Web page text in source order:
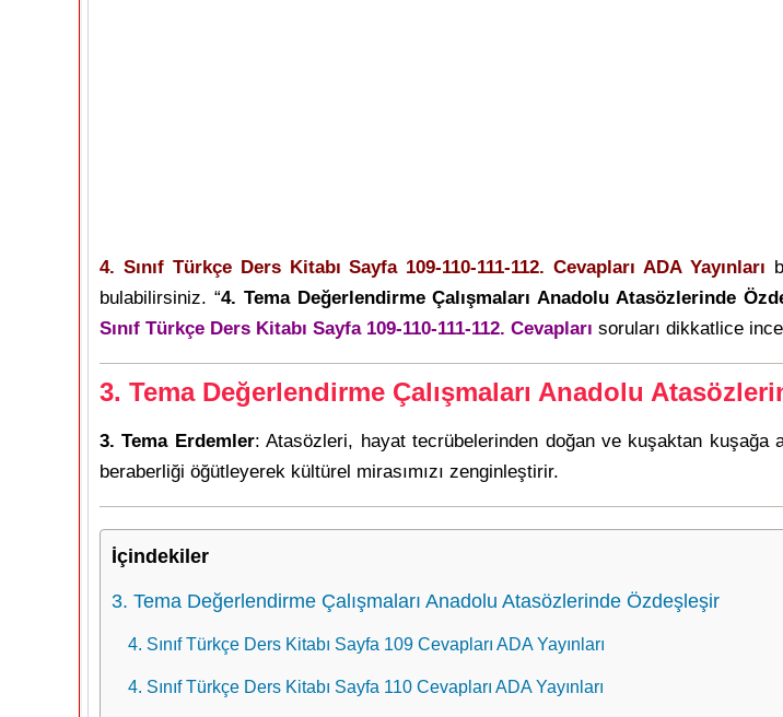
4. Sınıf Türkçe Ders Kitabı Sayfa 109-110-111-112. Cevapları ADA Yayınları
bulabilirsiniz. “4. Tema Değerlendirme Çalışmaları Anadolu Atasözlerinde
Sınıf Türkçe Ders Kitabı Sayfa 109-110-111-112. Cevapları soruları dikkatlice
3. Tema Değerlendirme Çalışmaları Anadolu
3. Tema Erdemler: Atasözleri, hayat tecrübelerinden doğan ve kuşaktan
beraberliği öğütleyerek kültürel mirasımızı zenginleştirir.
İçindekiler
3. Tema Değerlendirme Çalışmaları Anadolu Atasözlerinde Özdeşleşir
4. Sınıf Türkçe Ders Kitabı Sayfa 109 Cevapları ADA Yayınları
4. Sınıf Türkçe Ders Kitabı Sayfa 110 Cevapları ADA Yayınları